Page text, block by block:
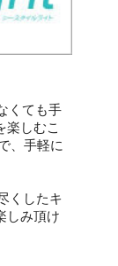
くても手
楽しむこ
、手軽に
くしたキ
しみ頂け